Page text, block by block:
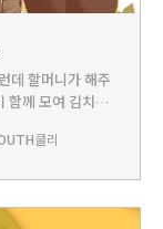
데 할머니가 해주
함께 모여 김치를
그기 문화가 최근
쿨리